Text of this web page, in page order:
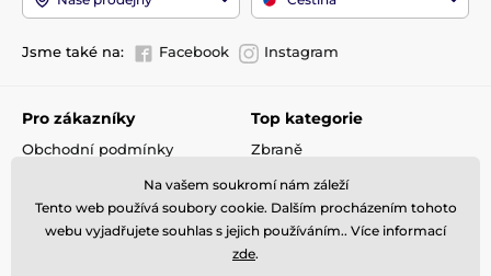
Jsme také na: Facebook Instagram
Pro zákazníky
Obchodní podmínky
Reklamace
Kontakty
Top kategorie
Zbraně
Střelivo
Příslušenství
Detektory kovů
Na vašem soukromí nám záleží
Tento web používá soubory cookie. Dalším procházením tohoto
webu vyjadřujete souhlas s jejich používáním.. Více informací
zde.